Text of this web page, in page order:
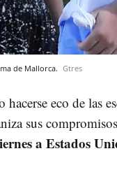
de Mallorca. Gtres
eco de las
sus
a Estados